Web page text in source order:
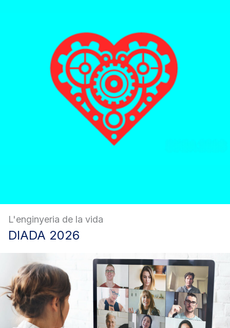
L'enginyeria de la vida
DIADA 2026